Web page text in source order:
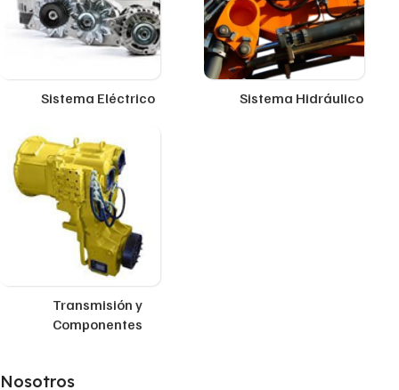
Sistema Eléctrico Sistema Hidráulico
Transmisión y
Componentes
Nosotros